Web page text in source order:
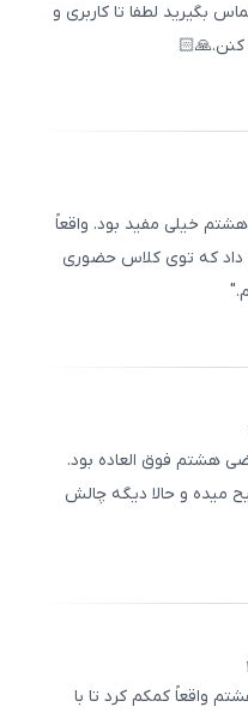
بگیرید لطفا تا کاربری و
کنن.🙏🏻
خیلی مفید بود. واقعاً
داد که توی کلاس حضوری
هشتم فوق ‌العاده بود.
میده و حالا دیگه چالش‌
واقعاً کمکم کرد تا با